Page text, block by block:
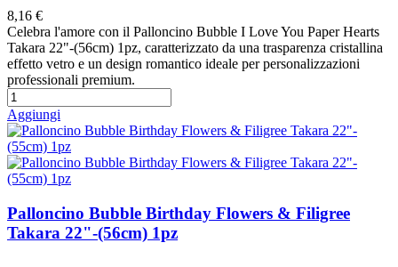
8,16 €
Celebra l'amore con il Palloncino Bubble I Love You Paper Hearts
Takara 22"-(56cm) 1pz, caratterizzato da una trasparenza cristallina
effetto vetro e un design romantico ideale per personalizzazioni
professionali premium.
Aggiungi
Palloncino Bubble Birthday Flowers & Filigree
Takara 22"-(56cm) 1pz